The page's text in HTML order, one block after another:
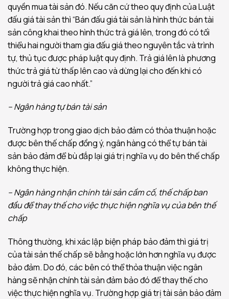
quyền mua tài sản đó. Nếu căn cứ theo quy định của Luật
đấu giá tài sản thì “Bán đấu giá tài sản là hình thức bán tài
sản công khai theo hình thức trả giá lên, trong đó có tối
thiểu hai người tham gia đấu giá theo nguyên tắc và trình
tự, thủ tục được pháp luật quy định. Trả giá lên là phương
thức trả giá từ thấp lên cao và dừng lại cho đến khi có
người trả giá cao nhất.”
– Ngân hàng tự bán tài sản
Trường hợp trong giao dịch bảo đảm có thỏa thuận hoặc
được bên thế chấp đồng ý, ngân hàng có thể tự bán tài
sản bảo đảm để bù đắp lại giá trị nghĩa vụ do bên thế chấp
không thực hiện.
– Ngân hàng nhận chính tài sản cầm cố, thế chấp ban
đầu để thay thế cho việc thực hiện nghĩa vụ của bên thế
chấp
Thông thường, khi xác lập biện pháp bảo đảm thì giá trị
của tài sản thế chấp sẽ bằng hoặc lớn hơn nghĩa vụ được
bảo đảm. Do đó, các bên có thể thỏa thuận việc ngân
hàng sẽ nhận chính tài sản đảm bảo đó để thay thế cho
việc thực hiện nghĩa vụ. Trường hợp giá trị tài sản bảo đảm